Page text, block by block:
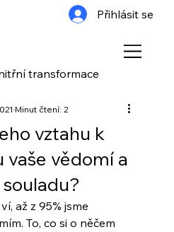
transformace
Přihlásit se
vztahu k
vaše vědomí a
Minut čtení: 2
až z 95% jsme
To, co si o něčem